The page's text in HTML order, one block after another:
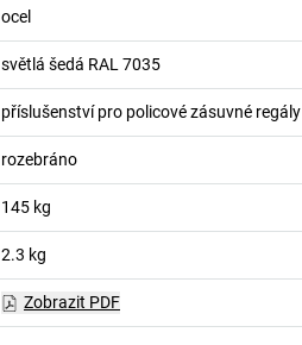
ocel
světlá šedá RAL 7035
příslušenství pro policové zásuvné regály
rozebráno
145 kg
2.3 kg
Zobrazit PDF